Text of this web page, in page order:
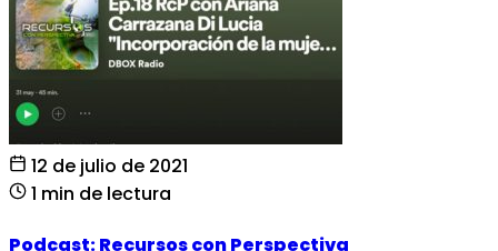
12 de julio de 2021
1 min de lectura
Podcast: Recursos con Perspectiva